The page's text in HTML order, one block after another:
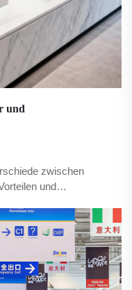
und
zwischen
und